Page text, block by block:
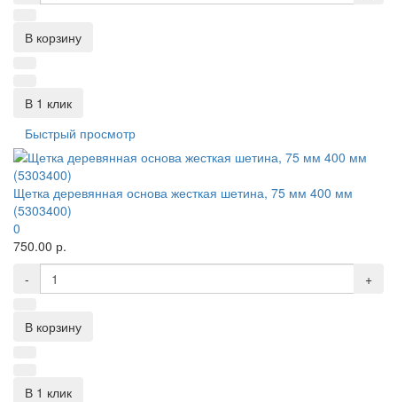
В корзину
В 1 клик
Быстрый просмотр
Щетка деревянная основа жесткая шетина, 75 мм 400 мм
(5303400)
0
750.00 р.
-
+
В корзину
В 1 клик